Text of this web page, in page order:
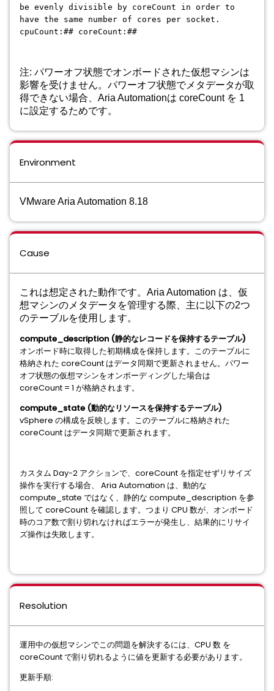
be evenly divisible by coreCount in order to
have the same number of cores per socket.
cpuCount:## coreCount:##
注: パワーオフ状態でオンボードされた仮想マシンは
影響を受けません。パワーオフ状態でメタデータが取
得できない場合、Aria Automationは coreCount を 1
に設定するためです。
Environment
VMware Aria Automation 8.18
Cause
これは想定された動作です。Aria Automation は、仮
想マシンのメタデータを管理する際、主に以下の2つ
のテーブルを使用します。
compute_description (静的なレコードを保持するテーブル)
オンボード時に取得した初期構成を保持します。このテーブルに
格納された coreCount はデータ同期で更新されません。パワー
オフ状態の仮想マシンをオンボーディングした場合は
coreCount = 1 が格納されます。
compute_state (動的なリソースを保持するテーブル)
vSphere の構成を反映します。このテーブルに格納された
coreCount はデータ同期で更新されます。
カスタム Day-2 アクションで、coreCount を指定せずリサイズ
操作を実行する場合、 Aria Automation は、動的な
compute_state ではなく、静的な compute_description を参
照して coreCount を確認します。つまり CPU 数が、オンボード
時のコア数で割り切れなければエラーが発生し、結果的にリサイ
ズ操作は失敗します。
Resolution
運用中の仮想マシンでこの問題を解決するには、CPU 数 を
coreCount で割り切れるように値を更新する必要があります。
更新手順: